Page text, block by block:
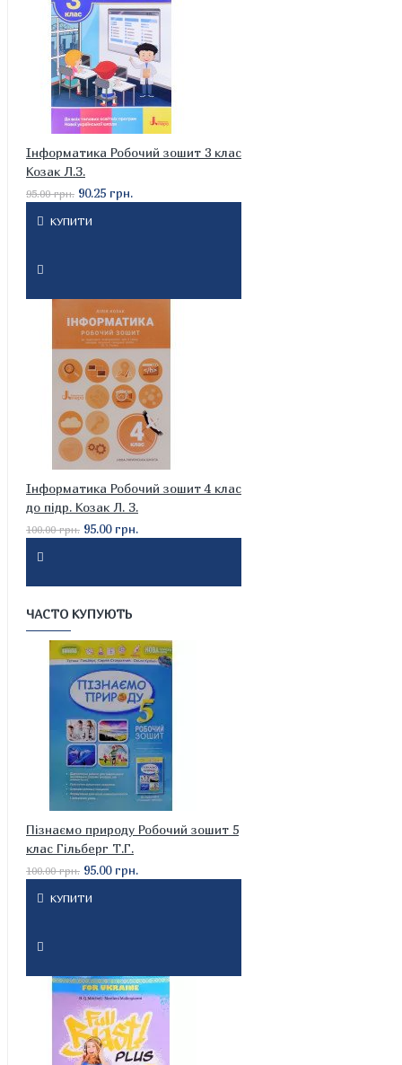
Інформатика Робочий зошит 3 клас
Козак Л.З.
95.00 грн. 90.25 грн.
КУПИТИ
Інформатика Робочий зошит 4 клас
до підр. Козак Л. З.
100.00 грн. 95.00 грн.
ЧАСТО КУПУЮТЬ
Пізнаємо природу Робочий зошит 5
клас Гільберг Т.Г.
100.00 грн. 95.00 грн.
КУПИТИ